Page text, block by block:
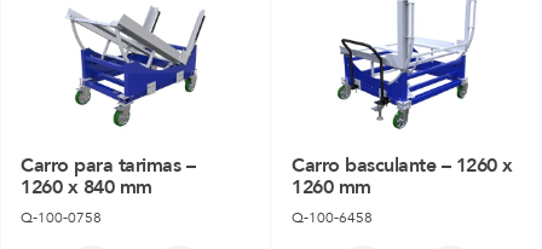
How do I order?
Carro para tarimas –
1260 x 840 mm
Q-100-0758
Carro basculante – 1260 x
1260 mm
Q-100-6458